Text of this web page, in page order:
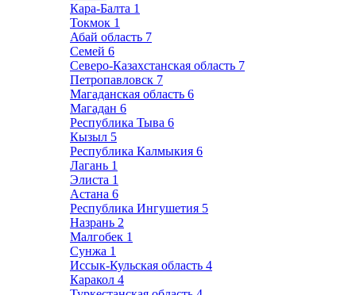
Кара-Балта 1
Токмок 1
Абай область 7
Семей 6
Северо-Казахстанская область 7
Петропавловск 7
Магаданская область 6
Магадан 6
Республика Тыва 6
Кызыл 5
Республика Калмыкия 6
Лагань 1
Элиста 1
Астана 6
Республика Ингушетия 5
Назрань 2
Малгобек 1
Сунжа 1
Иссык-Кульская область 4
Каракол 4